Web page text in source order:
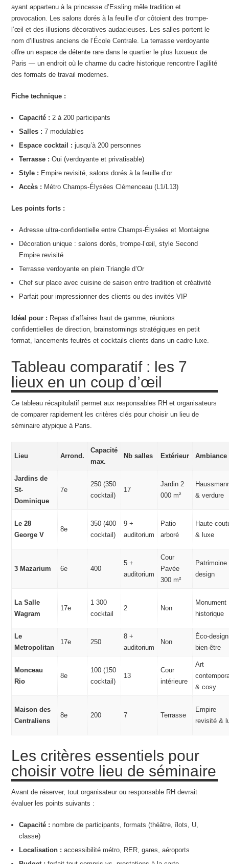
ayant appartenu à la princesse d’Essling mêle tradition et
provocation. Les salons dorés à la feuille d’or côtoient des trompe-
l’œil et des illusions décoratives audacieuses. Les salles portent le
nom d’illustres anciens de l’École Centrale. La terrasse verdoyante
offre un espace de détente rare dans le quartier le plus luxueux de
Paris — un endroit où le charme du cadre historique rencontre l’agilité
des formats de travail modernes.
Fiche technique :
Capacité : 2 à 200 participants
Salles : 7 modulables
Espace cocktail : jusqu’à 200 personnes
Terrasse : Oui (verdoyante et privatisable)
Style : Empire revisité, salons dorés à la feuille d’or
Accès : Métro Champs-Élysées Clémenceau (L1/L13)
Les points forts :
Adresse ultra-confidentielle entre Champs-Élysées et Montaigne
Décoration unique : salons dorés, trompe-l’œil, style Second
Empire revisité
Terrasse verdoyante en plein Triangle d’Or
Chef sur place avec cuisine de saison entre tradition et créativité
Parfait pour impressionner des clients ou des invités VIP
Idéal pour : Repas d’affaires haut de gamme, réunions
confidentielles de direction, brainstormings stratégiques en petit
format, lancements feutrés et cocktails clients dans un cadre luxe.
Tableau comparatif : les 7
lieux en un coup d’œil
Ce tableau récapitulatif permet aux responsables RH et organisateurs
de comparer rapidement les critères clés pour choisir un lieu de
séminaire atypique à Paris.
Lieu Arrond.
Capacité
max.
Nb salles Extérieur Ambiance
Jardins de
St-
Dominique
7e
250 (350
cocktail)
17
Jardin 2
000 m²
& verdure
Le 28
George V
8e
350 (400
cocktail)
9 +
auditorium
Patio
arboré
Haute
& luxe
3 Mazarium 6e 400
5 +
auditorium
Cour
Pavée
300 m²
Patrimoine
design
La Salle
Wagram
17e
1 300
cocktail
2 Non
Monument
historique
Le
Metropolitan
17e 250
8 +
auditorium
Non
Éco-
bien-être
Monceau
Rio
8e
100 (150
cocktail)
13
Cour
intérieure
Art
& cosy
Maison des
Centraliens
8e 200 7 Terrasse
Empire
revisité &
Les critères essentiels pour
choisir votre lieu de séminaire
Avant de réserver, tout organisateur ou responsable RH devrait
évaluer les points suivants :
Capacité : nombre de participants, formats (théâtre, îlots, U,
classe)
Localisation : accessibilité métro, RER, gares, aéroports